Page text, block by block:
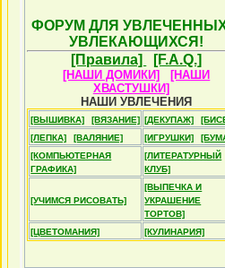
ФОРУМ ДЛЯ
УВЛЕКАЮЩИХСЯ!
[Правила]
[F.A.Q.]
[НАШИ ДОМИКИ]
[НАШИ
ХВАСТУШКИ]
НАШИ УВЛЕЧЕНИЯ
[ВЫШИВКА] [ВЯЗАНИЕ] [ДЕКУПАЖ]
[ЛЕПКА]
[ВАЛЯНИЕ] [ИГРУШКИ]
[КОМПЬЮТЕРНАЯ
ГРАФИКА]
[ЛИТЕРАТУРНЫЙ
КЛУБ]
[УЧИМСЯ РИСОВАТЬ]
[ВЫПЕЧКА И
УКРАШЕНИЕ
ТОРТОВ]
[ЦВЕТОМАНИЯ]
[КУЛИНАРИЯ]